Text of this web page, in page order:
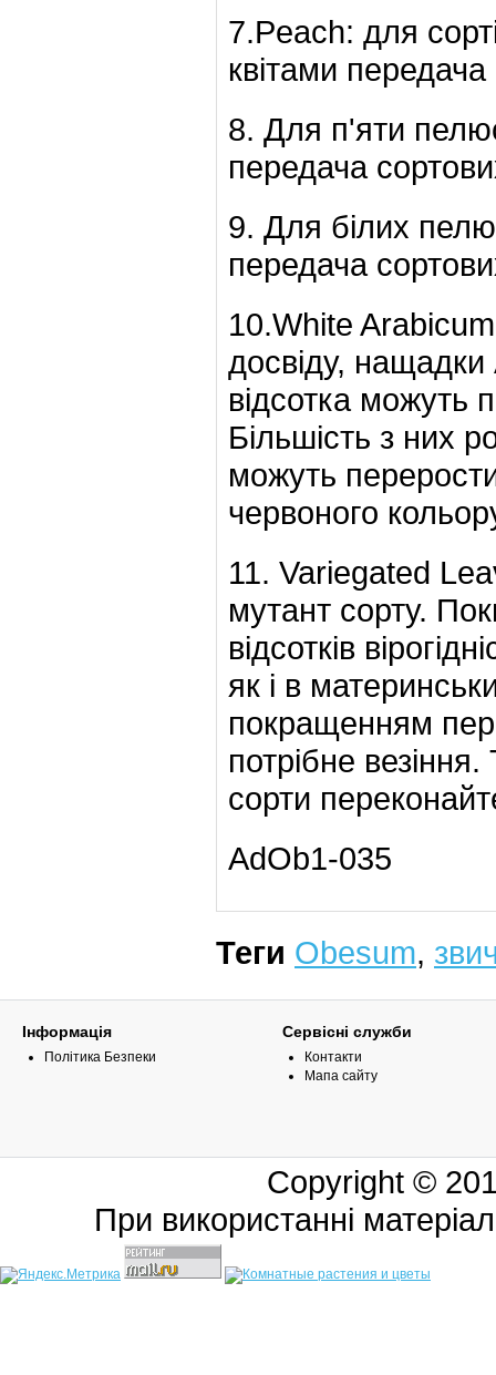
7.Peach: для
квітами
8. Для п'яти
передача
9. Для білих
передача
10.White
досвіду, нащадки
відсотка можуть
Більшість з них
можуть
червоного
11. Variegated
мутант сорту.
відсотків
як і в
покращенням
потрібне
сорти
AdOb1-035
Теги Obesum,
Інформація
Політика Безпеки
Сервісні служби
Контакти
Мапа сайту
Copyright ©
При використанні